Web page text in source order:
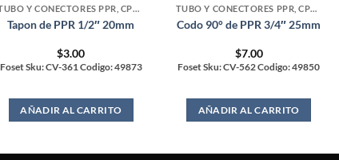
TUBO Y CONECTORES PPR, CPVC, PVC Y COBRE
Tapon de PPR 1/2″ 20mm
$3.00
Foset Sku: CV-361 Codigo: 49873
AÑADIR AL CARRITO
TUBO Y CONECTORES PPR, CPVC, PVC Y COBRE
Codo 90° de PPR 3/4″ 25mm
$7.00
Foset Sku: CV-562 Codigo: 49850
AÑADIR AL CARRITO